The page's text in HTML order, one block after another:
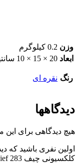
وزن 0.2 کیلوگرم
ابعاد 20 × 15 × 10 سانتیمتر
رنگ نقره ای
دیدگاهها
هیچ دیدگاهی برای
اولین نفری باشید که
کلکسیونی چیف chief 283”